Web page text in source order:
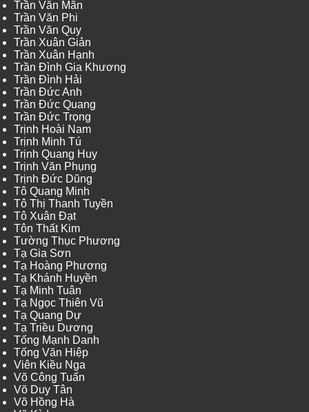
Trần Văn Mãn
Trần Văn Phi
Trần Văn Quy
Trần Xuân Giản
Trần Xuân Hạnh
Trần Đình Gia Khương
Trần Đình Hải
Trần Đức Anh
Trần Đức Quang
Trần Đức Trọng
Trịnh Hoài Nam
Trịnh Minh Tú
Trịnh Quang Huy
Trịnh Văn Phụng
Trịnh Đức Dũng
Tô Quang Minh
Tô Thị Thanh Tuyền
Tô Xuân Đạt
Tôn Thất Kim
Tường Thục Phương
Tạ Gia Sơn
Tạ Hoàng Phương
Tạ Khánh Huyền
Tạ Minh Tuân
Tạ Ngọc Thiên Vũ
Tạ Quang Dự
Tạ Triều Dương
Tống Mạnh Danh
Tống Văn Hiệp
Viên Kiều Nga
Võ Công Tuấn
Võ Duy Tân
Võ Hồng Hà